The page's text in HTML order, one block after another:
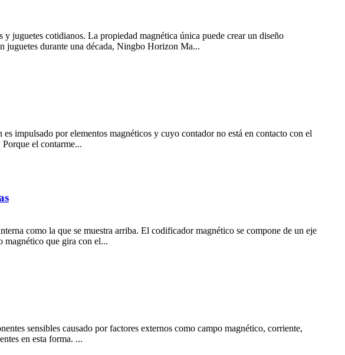
juguetes cotidianos. La propiedad magnética única puede crear un diseño
juguetes durante una década, Ningbo Horizon Ma...
impulsado por elementos magnéticos y cuyo contador no está en contacto con el
el contarme...
como la que se muestra arriba. El codificador magnético se compone de un eje
magnético que gira con el...
sensibles causado por factores externos como campo magnético, corriente,
en esta forma. ...